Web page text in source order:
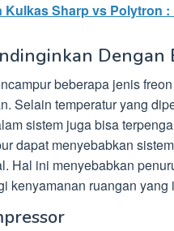
Kulkas Sharp vs Polytron :
Dengan
beberapa jenis
Selain temperatur yang
sistem juga bisa
dapat menyebabkan
Hal ini menyebabkan
kenyamanan ruangan